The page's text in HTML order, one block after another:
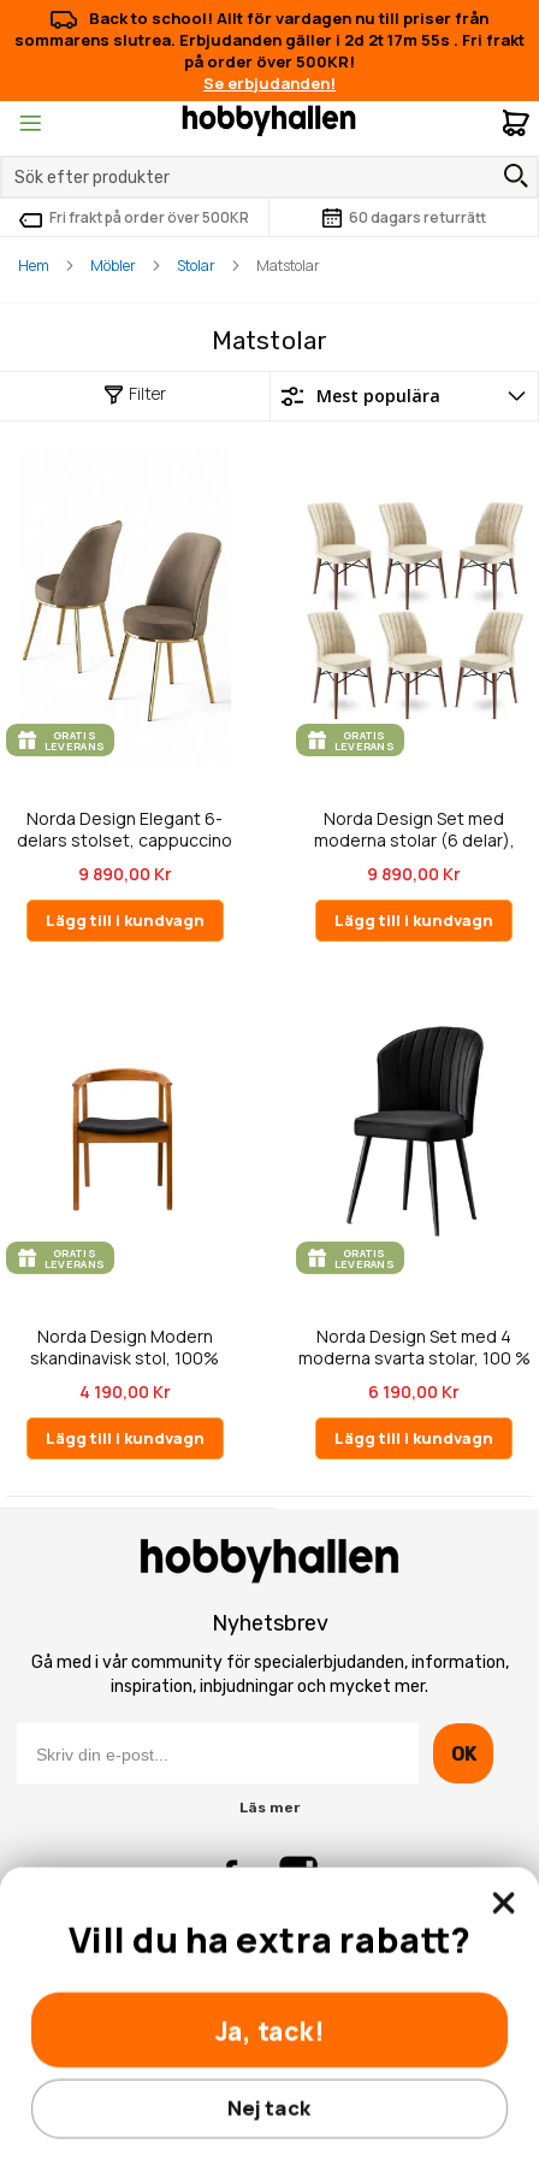
Back to school! Allt för vardagen nu till priser från
sommarens slutrea. Erbjudanden gäller i 2d 2t 17m 54s . Fri frakt
på order över 500KR!
Se erbjudanden!
Fri frakt på order över 500KR 60 dagars returrätt
Hem Möbler Stolar Matstolar
Matstolar
Filter
GRATIS
LEVERANS
Norda Design Elegant 6-
delars stolset, cappuccino
9 890,00 Kr
Lägg till i kundvagn
GRATIS
LEVERANS
Norda Design Set med
moderna stolar (6 delar),
9 890,00 Kr
Lägg till i kundvagn
GRATIS
LEVERANS
Norda Design Modern
skandinavisk stol, 100%
4 190,00 Kr
Lägg till i kundvagn
GRATIS
LEVERANS
Norda Design Set med 4
moderna svarta stolar, 100 %
6 190,00 Kr
Lägg till i kundvagn
Nyhetsbrev
Gå med i vår community för specialerbjudanden, information,
inspiration, inbjudningar och mycket mer.
OK
Läs mer
Kundtjänst
© 2026 Hobbyhallen.se
Vill du ha extra rabatt?
Ja, tack!
Nej tack